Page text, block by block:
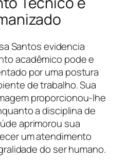
Santos evidencia
acadêmico pode e
por uma postura
de trabalho. Sua
proporcionou-lhe
a disciplina de
aprimorou sua
um atendimento
do ser humano.